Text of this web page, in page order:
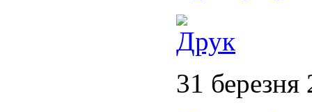
31 березня